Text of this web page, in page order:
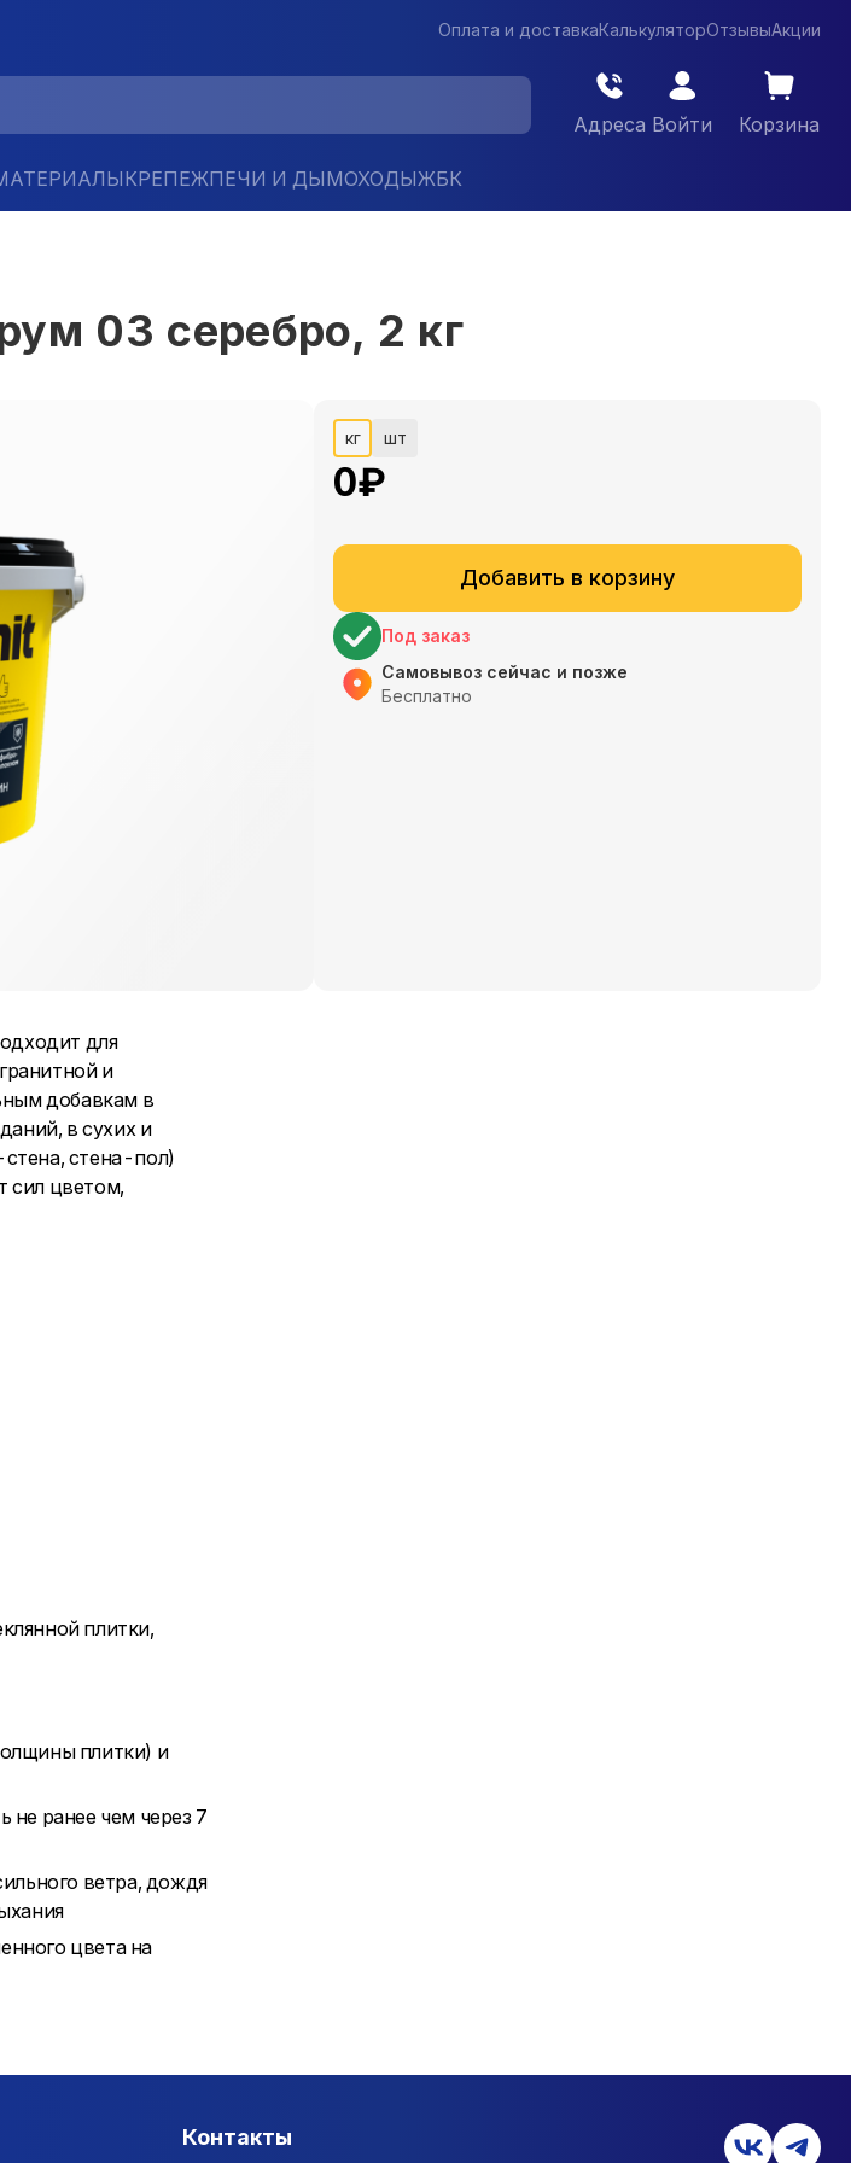
Оплата и доставкаКалькуляторОтзывыАкции
Адреса Войти Корзина
КРЕПЕЖПЕЧИ И ДЫМОХОДЫЖБК
03 серебро, 2 кг
кг шт
0₽
Добавить в корзину
Под заказ
Самовывоз сейчас и позже
Бесплатно
для
и
добавкам в
в сухих и
стена-пол)
сил цветом,
плитки,
плитки) и
не ранее чем через 7
ветра, дождя
цвета на
Контакты